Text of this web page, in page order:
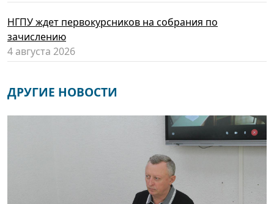
НГПУ ждет первокурсников на собрания по
зачислению
4 августа 2026
ДРУГИЕ НОВОСТИ